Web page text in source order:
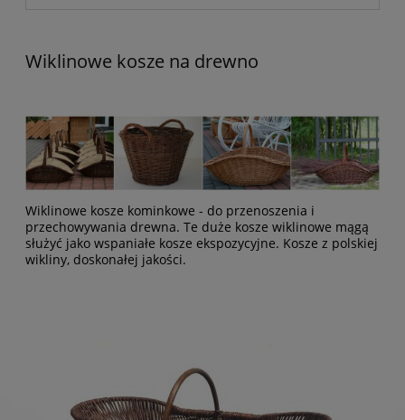
Wiklinowe kosze na drewno
Wiklinowe kosze kominkowe - do przenoszenia i
przechowywania drewna. Te duże kosze wiklinowe mągą
służyć jako wspaniałe kosze ekspozycyjne. Kosze z polskiej
wikliny, doskonałej jakości.